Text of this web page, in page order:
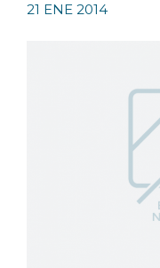
21 ENE 2014